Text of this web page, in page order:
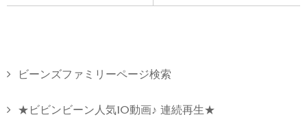
ビーンズファミリーページ検索
★ビビンビーン人気10動画♪ 連続再生★